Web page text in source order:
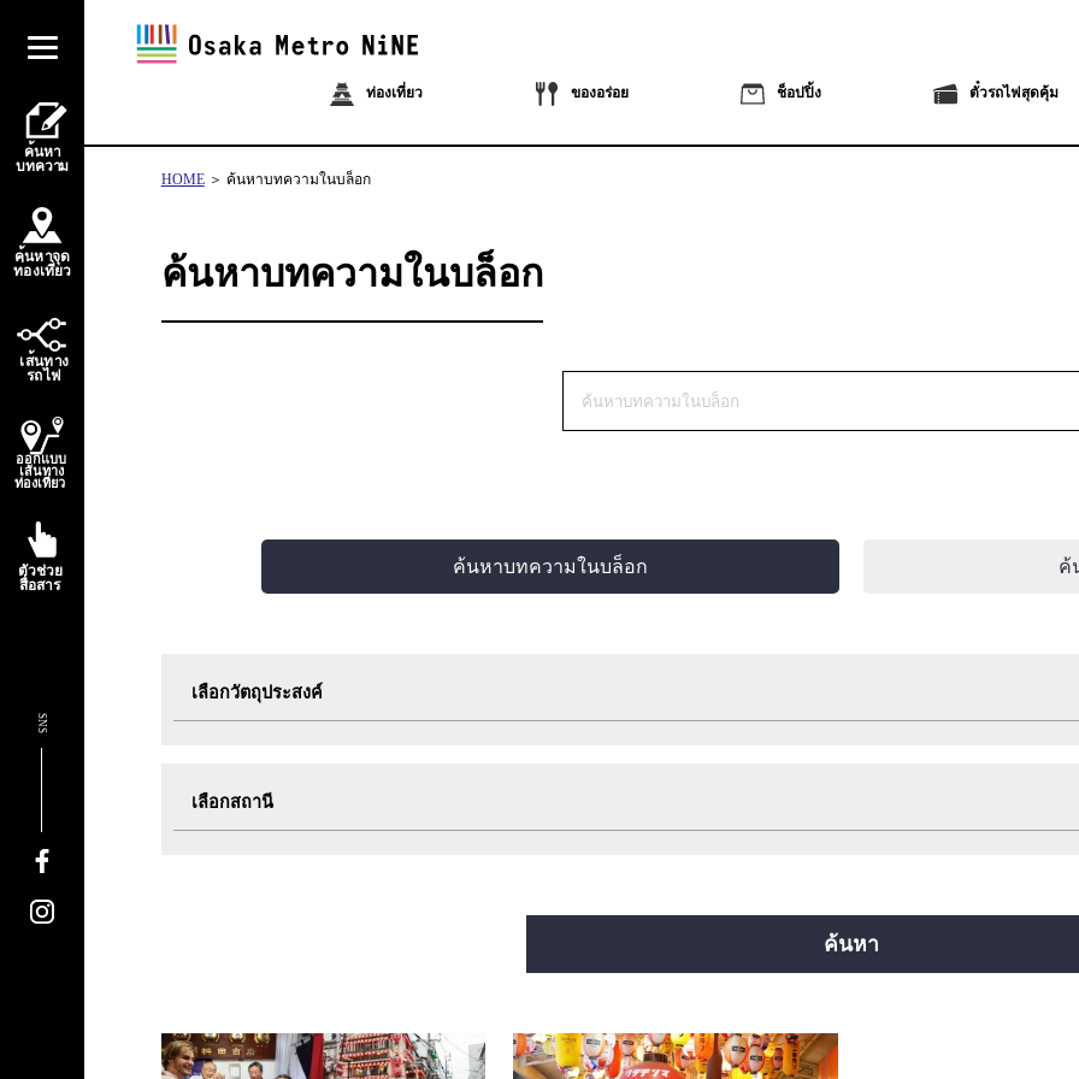
ท่องเที่ยว ของอร่อย ช็อปปิ้ง ตั๋วรถไฟสุดคุ้ม
ค้นหา
บทความ
ค้นหาจุด
ท่องเท
ี่ยว
เส้นทาง
รถไฟ
ออกแบบ
เส้นทาง
ท่องเที่ยว
ตัวช่วย
สื่อสาร
SNS
HOME ค้นหาบทความในบล็อก
ค้นหาบทความในบล็อก
ค้นหาบทความในบล็อก ค้
เลือกวัตถุประสงค์
กิจกรรมอีเวนต์ ตั๋ว เกร็ดท่องเที่ยวน่ารู้ อื่นๆ
เลือกสถานี
ค้นหา